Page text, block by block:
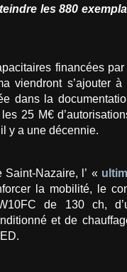
les 880
financées
viendront s’ajouter
dans la
25 M€
y a une décennie.
Nazaire, l’ «
la mobilité, le
de 130 ch,
et de